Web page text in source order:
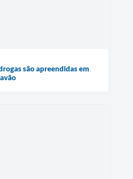
são apreendidas em